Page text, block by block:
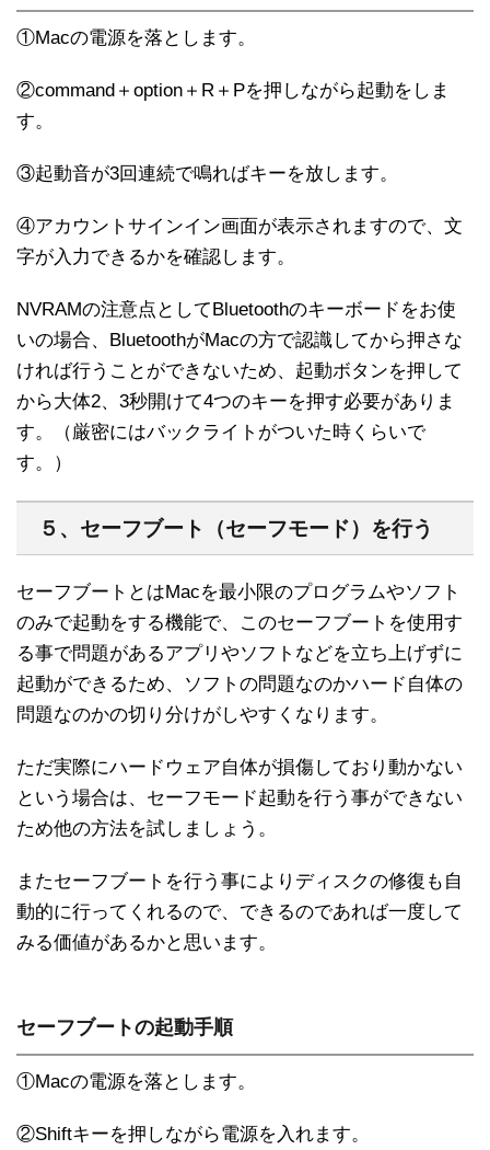
①Macの電源を落とします。
②command＋option＋R＋Pを押しながら起動をしま
す。
③起動音が3回連続で鳴ればキーを放します。
④アカウントサインイン画面が表示されますので、文
字が入力できるかを確認します。
NVRAMの注意点としてBluetoothのキーボードをお使
いの場合、BluetoothがMacの方で認識してから押さな
ければ行うことができないため、起動ボタンを押して
から大体2、3秒開けて4つのキーを押す必要がありま
す。（厳密にはバックライトがついた時くらいで
す。）
５、セーフブート（セーフモード）を行う
セーフブートとはMacを最小限のプログラムやソフト
のみで起動をする機能で、このセーフブートを使用す
る事で問題があるアプリやソフトなどを立ち上げずに
起動ができるため、ソフトの問題なのかハード自体の
問題なのかの切り分けがしやすくなります。
ただ実際にハードウェア自体が損傷しており動かない
という場合は、セーフモード起動を行う事ができない
ため他の方法を試しましょう。
またセーフブートを行う事によりディスクの修復も自
動的に行ってくれるので、できるのであれば一度して
みる価値があるかと思います。
セーフブートの起動手順
①Macの電源を落とします。
②Shiftキーを押しながら電源を入れます。